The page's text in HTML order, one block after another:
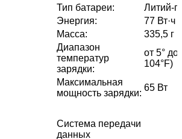
Тип батареи:
Литий-
Энергия:
77 Вт·ч
Масса:
335,5 г
Диапазон
температур
зарядки:
от 5° до
104°F)
Максимальная
мощность зарядки:
65 Вт
Система передачи
данных